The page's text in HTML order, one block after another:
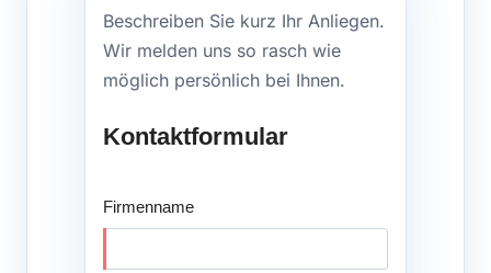
Beschreiben Sie kurz Ihr Anliegen.
Wir melden uns so rasch wie
möglich persönlich bei Ihnen.
Kontaktformular
Firmenname